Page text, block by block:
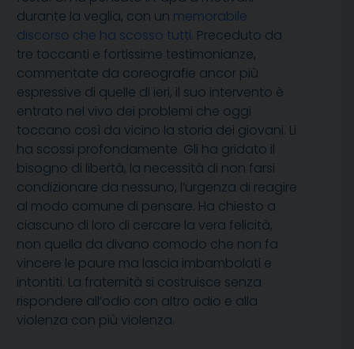
durante la veglia, con un memorabile
discorso che ha scosso tutti. Preceduto da
tre toccanti e fortissime testimonianze,
commentate da coreografie ancor più
espressive di quelle di ieri, il suo intervento è
entrato nel vivo dei problemi che oggi
toccano così da vicino la storia dei giovani. Li
ha scossi profondamente. Gli ha gridato il
bisogno di libertà, la necessità di non farsi
condizionare da nessuno, l’urgenza di reagire
al modo comune di pensare. Ha chiesto a
ciascuno di loro di cercare la vera felicità,
non quella da divano comodo che non fa
vincere le paure ma lascia imbambolati e
intontiti. La fraternità si costruisce senza
rispondere all’odio con altro odio e alla
violenza con più violenza.